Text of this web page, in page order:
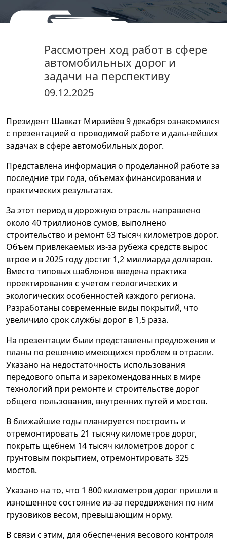
железнодорожной продукции
Рассмотрен ход работ в сфере
автомобильных дорог и
задачи на перспективу
09.12.2025
Президент Шавкат Мирзиёев 9 декабря ознакомился
с презентацией о проводимой работе и дальнейших
задачах в сфере автомобильных дорог.
Представлена информация о проделанной работе за
последние три года, объемах финансирования и
практических результатах.
За этот период в дорожную отрасль направлено
около 40 триллионов сумов, выполнено
строительство и ремонт 63 тысяч километров дорог.
Объем привлекаемых из-за рубежа средств вырос
втрое и в 2025 году достиг 1,2 миллиарда долларов.
Вместо типовых шаблонов введена практика
проектирования с учетом геологических и
экологических особенностей каждого региона.
Разработаны современные виды покрытий, что
увеличило срок службы дорог в 1,5 раза.
На презентации были представлены предложения и
планы по решению имеющихся проблем в отрасли.
Указано на недостаточность использования
передового опыта и зарекомендованных в мире
технологий при ремонте и строительстве дорог
общего пользования, внутренних путей и мостов.
В ближайшие годы планируется построить и
отремонтировать 21 тысячу километров дорог,
покрыть щебнем 14 тысяч километров дорог с
грунтовым покрытием, отремонтировать 325
мостов.
Указано на то, что 1 800 километров дорог пришли в
изношенное состояние из-за передвижения по ним
грузовиков весом, превышающим норму.
В связи с этим, для обеспечения весового контроля